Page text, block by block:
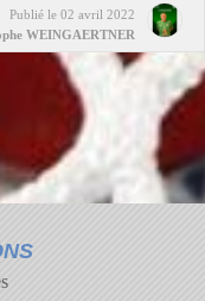
Publié le 02 avril 2022
WEINGAERTNER